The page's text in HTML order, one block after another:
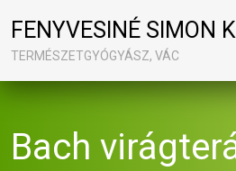
FENYVESINÉ SIMON
TERMÉSZETGYÓGYÁSZ, VÁC
Bach